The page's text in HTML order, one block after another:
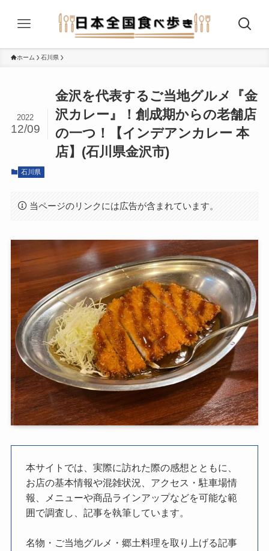
ホーム 石川県
金沢を代表するご当地グルメ『金
沢カレー』！創成期からの老舗店
の一つ！【インデアンカレー 本
店】(石川県金沢市)
2022
12/09
石川県
当ページのリンクには広告が含まれています。
本サイトでは、実際に訪れた際の感想とともに、
お店の基本情報や混雑状況、アクセス・駐車場情
報、メニューや商品ラインアップなどを可能な範
囲で調査し、記事を執筆しています。
名物・ご当地グルメ・郷土料理を取り上げる記事